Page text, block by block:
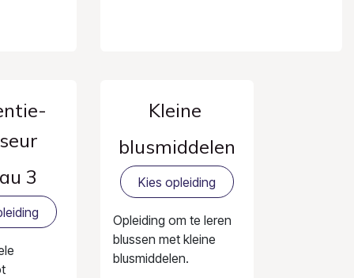
3
Kleine
blusmiddelen
Kies opleiding
Opleiding om te leren
blussen met kleine
blusmiddelen.